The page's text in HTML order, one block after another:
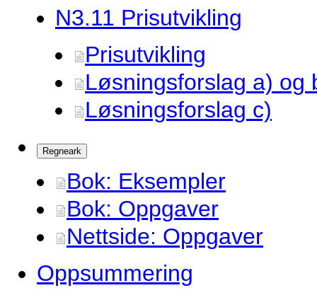
N3.11 Prisutvikling
Prisutvikling
Løsningsforslag a) og
Løsningsforslag c)
Regneark
Bok: Eksempler
Bok: Oppgaver
Nettside: Oppgaver
Oppsummering